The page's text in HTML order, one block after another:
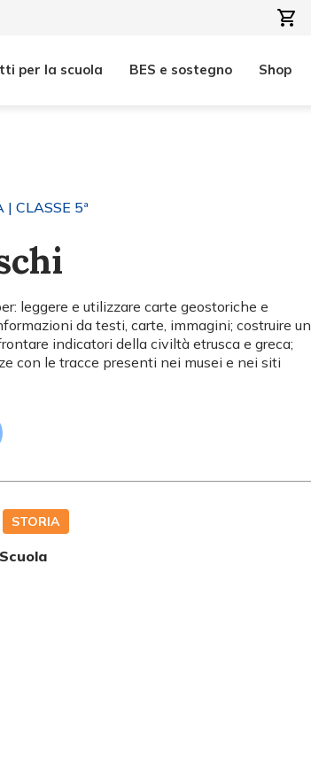
per la scuola BES e sostegno Shop
| CLASSE 5ª
leggere e utilizzare carte geostoriche e
da testi, carte, immagini; costruire un
indicatori della civiltà etrusca e greca;
con le tracce presenti nei musei e nei siti
STORIA